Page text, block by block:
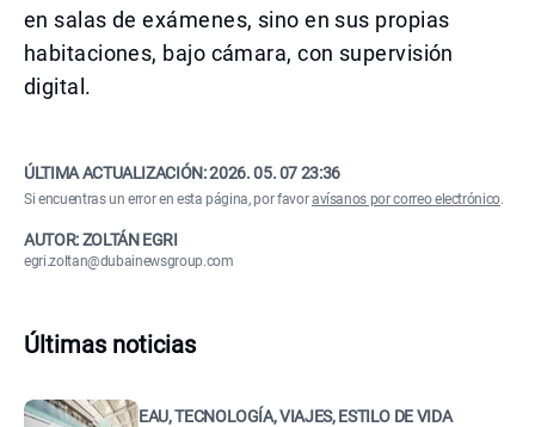
en salas de exámenes, sino en sus propias
habitaciones, bajo cámara, con supervisión
digital.
ÚLTIMA ACTUALIZACIÓN:2026. 05. 07 23:36
Si encuentras un error en esta página, por favoravísanos por correo electrónico.
AUTOR: ZOLTÁN EGRI
egri.zoltan@dubainewsgroup.com
Últimas noticias
EAU, TECNOLOGÍA, VIAJES, ESTILO DE VIDA